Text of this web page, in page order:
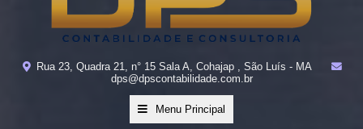
Rua 23, Quadra 21, n° 15 Sala A, Cohajap , São Luís - MA
dps@dpscontabilidade.com.br
Menu Principal